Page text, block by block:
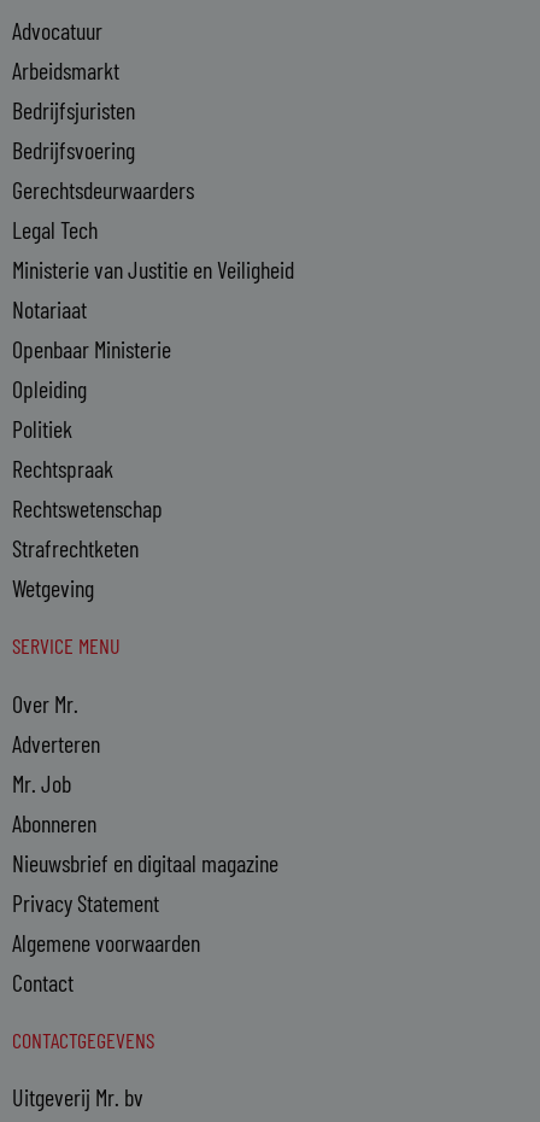
d
i
n
-
i
n
Advocatuur
Arbeidsmarkt
Bedrijfsjuristen
Bedrijfsvoering
Gerechtsdeurwaarders
Legal Tech
Ministerie van Justitie en Veiligheid
Notariaat
Openbaar Ministerie
Opleiding
Politiek
Rechtspraak
Rechtswetenschap
Strafrechtketen
Wetgeving
SERVICE MENU
Over Mr.
Adverteren
Mr. Job
Abonneren
Nieuwsbrief en digitaal magazine
Privacy Statement
Algemene voorwaarden
Contact
CONTACTGEGEVENS
Uitgeverij Mr. bv